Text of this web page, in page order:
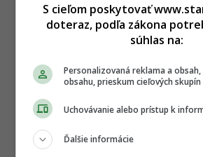
S cieľom poskytovať
doteraz, podľa zákona
súhlas na:
Personalizovaná reklama a
obsahu, prieskum cieľových skupín
Uchovávanie alebo prístup k
Ďalšie informácie